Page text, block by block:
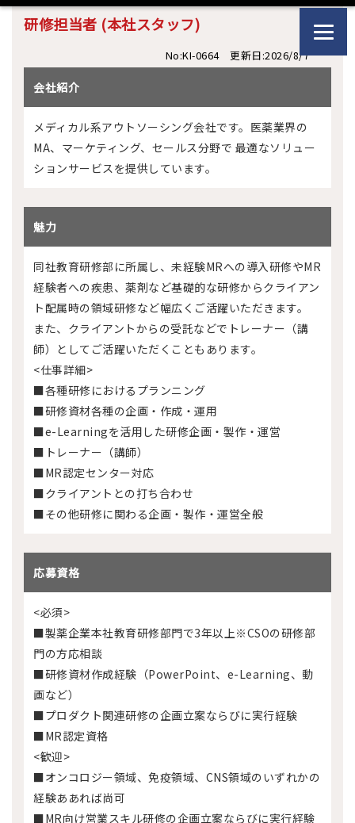
研修担当者 (本社スタッフ)
No:KI-0664 更新日:2026/8/7
会社紹介
メディカル系アウトソーシング会社です。医薬業界の
MA、マーケティング、セールス分野で 最適なソリュー
ションサービスを提供しています。
魅力
同社教育研修部に所属し、未経験MRへの導入研修やMR
経験者への疾患、薬剤など基礎的な研修からクライアン
ト配属時の領域研修など幅広くご活躍いただきます。
また、クライアントからの受託などでトレーナー（講
師）としてご活躍いただくこともあります。
<仕事詳細>
■各種研修におけるプランニング
■研修資材各種の企画・作成・運用
■e-Learningを活用した研修企画・製作・運営
■トレーナー（講師）
■MR認定センター対応
■クライアントとの打ち合わせ
■その他研修に関わる企画・製作・運営全般
応募資格
<必須>
■製薬企業本社教育研修部門で3年以上※CSOの研修部
門の方応相談
■研修資材作成経験（PowerPoint、e-Learning、動
画など）
■プロダクト関連研修の企画立案ならびに実行経験
■MR認定資格
<歓迎>
■オンコロジー領域、免疫領域、CNS領域のいずれかの
経験ああれば尚可
■MR向け営業スキル研修の企画立案ならびに実行経験